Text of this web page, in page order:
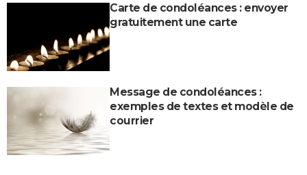
Carte de condoléances : envoyer
gratuitement une carte
Message de condoléances :
exemples de textes et modèle de
courrier